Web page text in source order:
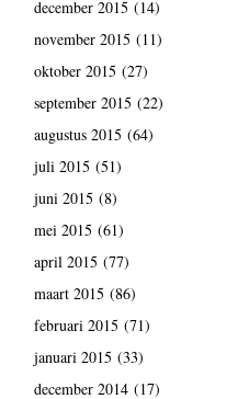
december 2015 (14)
november 2015 (11)
oktober 2015 (27)
september 2015 (22)
augustus 2015 (64)
juli 2015 (51)
juni 2015 (8)
mei 2015 (61)
april 2015 (77)
maart 2015 (86)
februari 2015 (71)
januari 2015 (33)
december 2014(17)